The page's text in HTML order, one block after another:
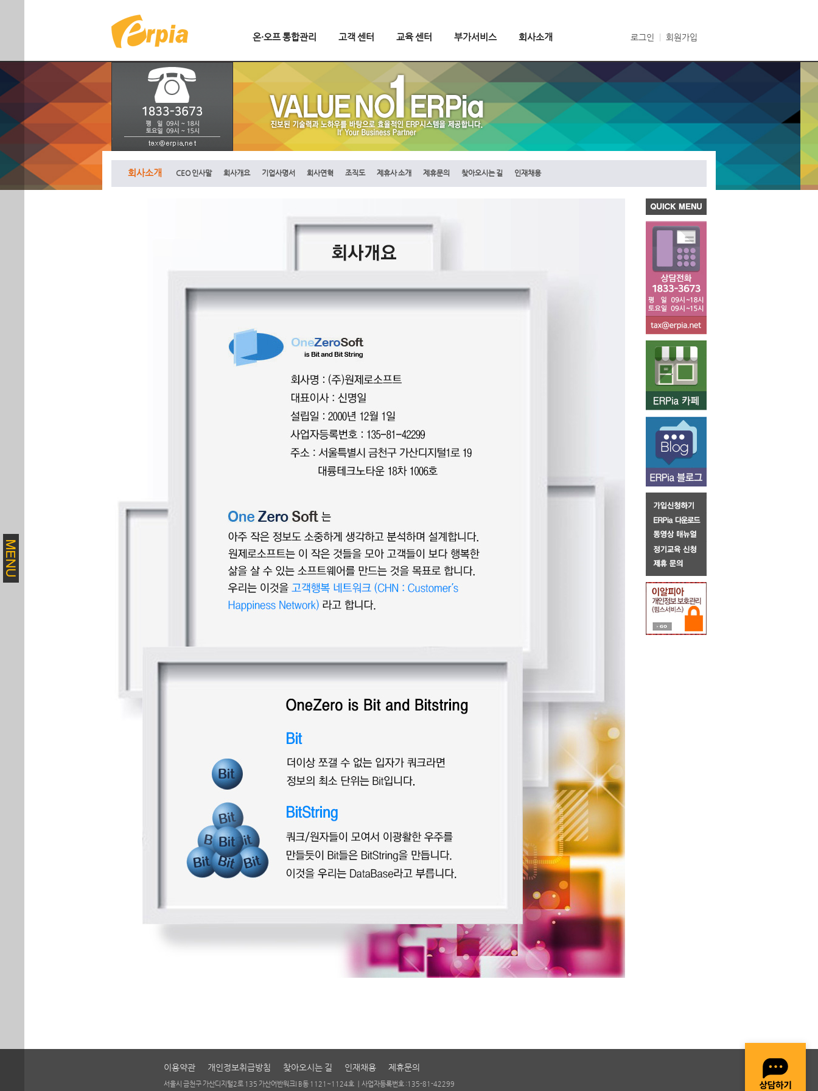
로그인 회원가입
온·오프 통합관리 고객 센터 교육 센터 부가서비스 회사소개
회사소개 CEO 인사말 회사개요 기업사명서 회사연혁 조직도 제휴사 소개 제휴문의 찾아오시는 길 인재채용
이용약관 개인정보취급방침 찾아오시는 길 인재채용 제휴문의
서울시 금천구 가산디지털2로 135 가산어반워크I B동 1121~1124호 ㅣ 사업자등록번호 :135-81-42299